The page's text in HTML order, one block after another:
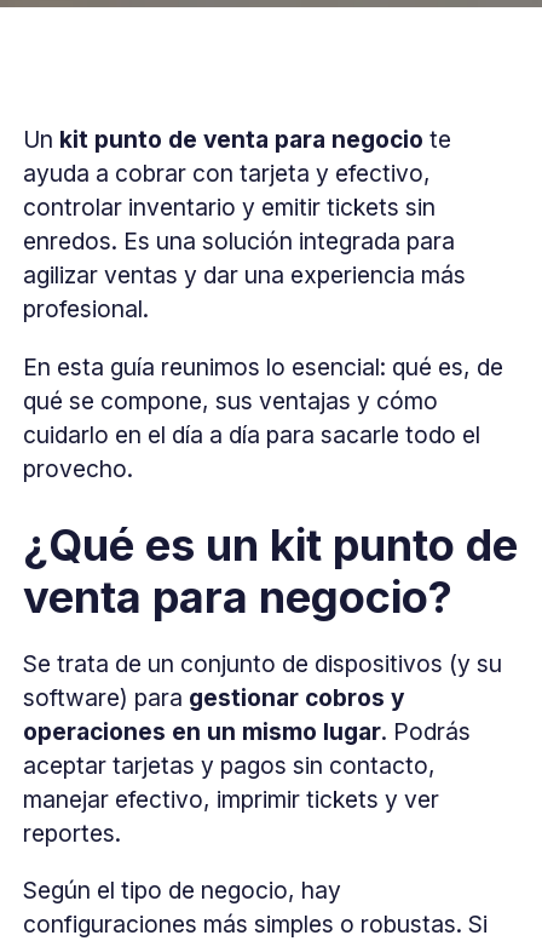
Un kit punto de venta para negocio te
ayuda a cobrar con tarjeta y efectivo,
controlar inventario y emitir tickets sin
enredos. Es una solución integrada para
agilizar ventas y dar una experiencia más
profesional.
En esta guía reunimos lo esencial: qué es, de
qué se compone, sus ventajas y cómo
cuidarlo en el día a día para sacarle todo el
provecho.
¿Qué es un kit punto de
venta para negocio?
Se trata de un conjunto de dispositivos (y su
software) para gestionar cobros y
operaciones en un mismo lugar. Podrás
aceptar tarjetas y pagos sin contacto,
manejar efectivo, imprimir tickets y ver
reportes.
Según el tipo de negocio, hay
configuraciones más simples o robustas. Si